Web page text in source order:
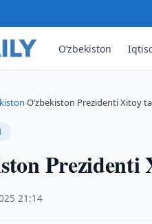
O‘zbekiston
›O‘zbekiston Prezidenti Xitoy
·21:14